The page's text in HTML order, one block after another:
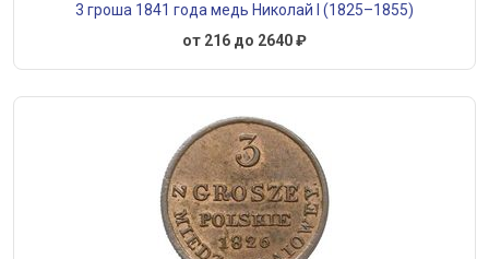
3 гроша 1841 года медь Николай I (1825–1855)
от 216 до 2640 ₽